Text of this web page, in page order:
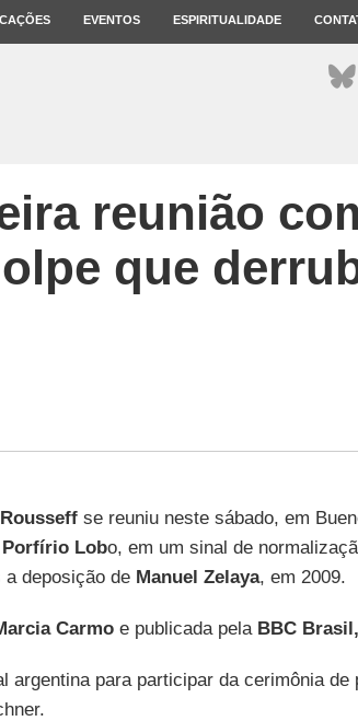
EVENTOS ESPIRITUALIDADE
reunião
que
se reuniu neste sábado, em
Porfírio Lobo, em um sinal de
deposição de Manuel Zelaya, em 2009.
Carmo e publicada pela BBC Brasil,
argentina para participar da cerimônia de